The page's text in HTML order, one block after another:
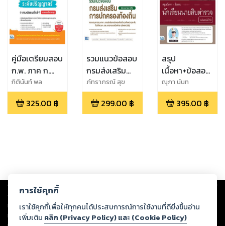
คู่มือเตรียมสอบ
ก.พ. ภาค ก.
ระดับปริญญา
ตรี ตามหลัก
เกณฑ์ใหม่
กิตินันท์ พล
สวัสดิ์,ภัทราภรณ์
สุขโสภี,ณุภา นันท
เกียรติ,ธีระวีร์ บัว
325.00 ฿
รวมแนวข้อสอบ
กรมส่งเสริม
การปกครอง
ท้องถิ่น
(อัพเดตล่าสุด
ภัทราภรณ์ สุข
โสภี,ณุภา นันท
เกียรติ,ธีระวีร์ บัว
หลวง ศุภพิชญ
299.00 ฿
สรุป
เนื้อหา+ข้อสอบ
นักเรียนนายสิบ
ตำรวจ ฉบับ
สอบได้จริง
ณุภา นันท
เกียรติ,อ.อุดม สุข
ทอง,ธีระวีร์ บัว
หลวง ศุภพิชญพงษ์
395.00 ฿
Copyright © 2026
ต่อผลงานหรือเนื้อหาใดที่อัปโหลดผ่านเว็บไซต์และปรากฏว่าละเมิดสิทธิใน
ทรัพย์สินทางปัญญาของบุคคลอื่นหรือขัดต่อกฎหมายและศีลธรรม ดังนั้น ผู้อ่าน
ทุกท่านโปรดใช้วิจารณญาณในการกลั่นกรองด้วยตนเอง และหากท่านพบว่าส่วน
การใช้คุกกี้
เราใช้คุกกี้เพื่อให้ทุกคนได้ประสบการณ์การใช้งานที่ดียิ่งขึ้นอ่าน
เพิ่มเติม คลิก (Privacy Policy) และ (Cookie Policy)